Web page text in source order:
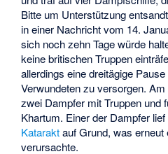
Bitte um Unterstützung
in einer Nachricht vom 14.
sich noch zehn Tage würde
keine britischen Truppen
allerdings eine dreitägige
Verwundeten zu versorgen.
zwei Dampfer mit Truppen und
Khartum. Einer der Dampfer
Kataraktauf Grund, was erneut
verursachte.